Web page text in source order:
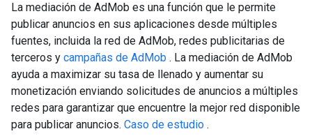
La mediación de AdMob es una función que le permite
publicar anuncios en sus aplicaciones desde múltiples
fuentes, incluida la red de AdMob, redes publicitarias de
terceros y campañas de AdMob . La mediación de AdMob
ayuda a maximizar su tasa de llenado y aumentar su
monetización enviando solicitudes de anuncios a múltiples
redes para garantizar que encuentre la mejor red disponible
para publicar anuncios. Caso de estudio .